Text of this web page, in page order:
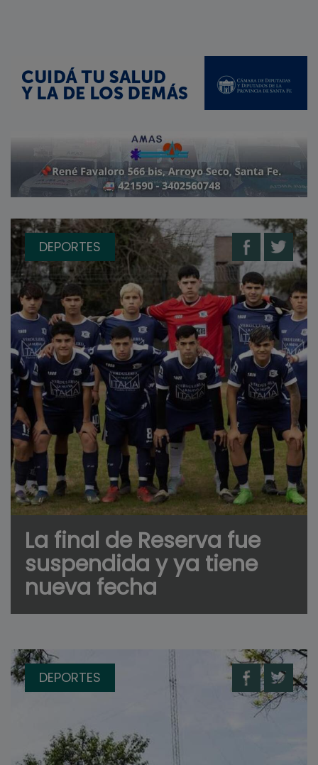
DEPORTES
La final de Reserva fue
suspendida y ya tiene
nueva fecha
DEPORTES